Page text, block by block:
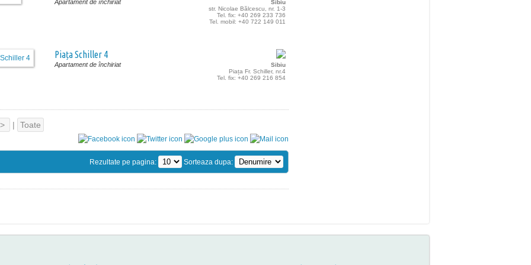
Sibiu
str. Nicolae Bălcescu, nr. 1-3
Tel. fix: +40 269 233 736
Tel. mobil: +40 722 149 011
Apartament de închiriat
Piața Schiller 4
Sibiu
Piața Fr. Schiller, nr.4
Tel. fix: +40 269 216 854
Apartament de închiriat
| Toate
Rezultate pe pagina: Sorteaza dupa: